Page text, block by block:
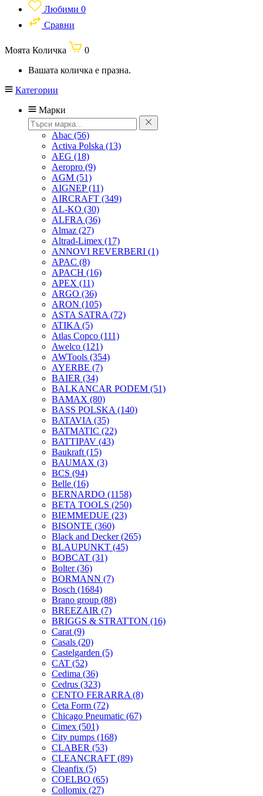
Любими 0
Сравни
Моята Количка
0
Вашата количка е празна.
Категории
Марки
Abac (56)
Activa Polska (13)
AEG (18)
Aeropro (9)
AGM (51)
AIGNEP(11)
AIRCRAFT (349)
AL-KO (30)
ALFRA (36)
Almaz (27)
Altrad-Limex (17)
ANNOVI REVERBERI (1)
APAC (8)
APACH (16)
APEX (11)
ARGO (36)
ARON (105)
ASTA SATRA (72)
ATIKA (5)
Atlas Copco (111)
Awelco (121)
AWTools (354)
AYERBE (7)
BAIER (34)
BALKANCAR PODEM (51)
BAMAX (80)
BASS POLSKA (140)
BATAVIA (35)
BATMATIC (22)
BATTIPAV (43)
Baukraft (15)
BAUMAX (3)
BCS (94)
Belle (16)
BERNARDO (1158)
BETA TOOLS (250)
BIEMMEDUE (23)
BISONTE (360)
Black and Decker(265)
BLAUPUNKT (45)
BOBCAT (31)
Bolter(36)
BORMANN (7)
Bosch (1684)
Brano group (88)
BREEZAIR (7)
BRIGGS & STRATTON (16)
Carat (9)
Casals (20)
Castelgarden (5)
CAT (52)
Cedima (36)
Cedrus (323)
CENTO FERARRA (8)
Ceta Form (72)
Chicago Pneumatic (67)
Cimex (501)
City pumps (168)
CLABER (53)
CLEANCRAFT (89)
Cleanfix (5)
COELBO (65)
Collomix (27)